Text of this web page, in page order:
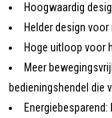
Hoogwaardig
Helder design
Hoge uitloop voor
Meer
bedieningshendel die